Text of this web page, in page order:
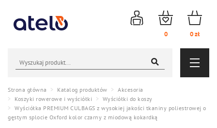
Logowanie
Obserwowane
0
Koszyk
0zł
Wyszukiwarka
Menu nawigacyjne
NOWOŚCI
PROMOCJE
AKCESORIA
CZĘŚCI
Strona główna Katalog produktów
Akcesoria
Koszyki rowerowe i wyściółki
Wyściółki do koszy
Wyściółka PREMIUM CULBAGS z wysokiej jakości tkaniny poliestrowej o
gęstym splocie Oxford kolor czarny z miodową kokardką